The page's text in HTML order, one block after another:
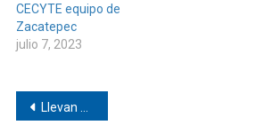
CECYTE equipo de
Zacatepec
julio 7, 2023
Navegación
Llevan a los adultos mayores a Cinépolis de Pinotepa